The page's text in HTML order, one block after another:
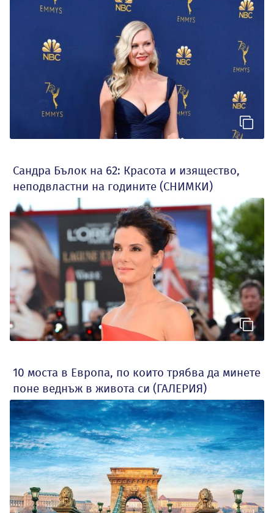
Сандра Бълок на 62: Красота и изящество,
неподвластни на годините (СНИМКИ)
10 моста в Европа, по които трябва да минете
поне веднъж в живота си (ГАЛЕРИЯ)